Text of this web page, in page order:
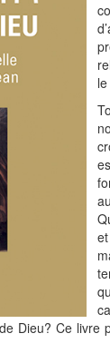
Dieu? Ce livre